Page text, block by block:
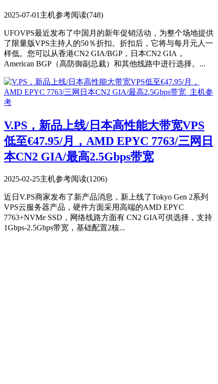
2025-07-01主机参考阅读(748)
UFOVPS最近发布了中国月的新年促销活动，为整个场地提供
了限量版VPS主持人的50％折扣。折扣后，它将与每月元人一
样低。您可以从香港CN2 GIA/BGP，日本CN2 GIA，
American BGP（高防御副总裁）和其他线路中进行选择。...
V.PS，新品上线/日本高性能大带宽VPS
低至€47.95/月，AMD EPYC 7763/三网日
本CN2 GIA/最高2.5Gbps带宽
2025-02-25主机参考阅读(1206)
近日V.PS商家发布了新产品消息，新上线了Tokyo Gen 2系列
VPS云服务器产品，硬件方面采用高端的AMD EPYC
7763+NVMe SSD，网络线路方面有 CN2 GIA可供选择，支持
1Gbps-2.5Gbps带宽，基础配置2核...